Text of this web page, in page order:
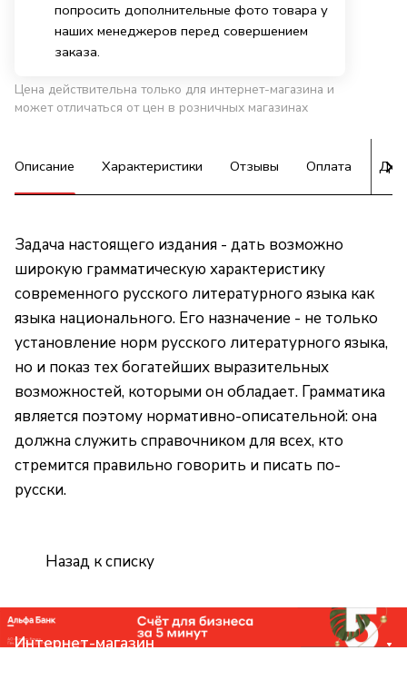
попросить дополнительные фото товара у
наших менеджеров перед совершением
заказа.
Цена действительна только для интернет-магазина и
может отличаться от цен в розничных магазинах
Описание Характеристики Отзывы Оплата
Задача настоящего издания - дать возможно
широкую грамматическую характеристику
современного русского литературного языка как
языка национального. Его назначение - не только
установление норм русского литературного языка,
но и показ тех богатейших выразительных
возможностей, которыми он обладает. Грамматика
является поэтому нормативно-описательной: она
должна служить справочником для всех, кто
стремится правильно говорить и писать по-
русски.
Назад к списку
Интернет-магазин